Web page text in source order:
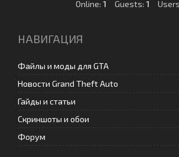
Online: 1 Guests: 1
НАВИГАЦИЯ
Файлы и моды для GTA
Новости Grand Theft Auto
Гайды и статьи
Скриншоты и обои
Форум